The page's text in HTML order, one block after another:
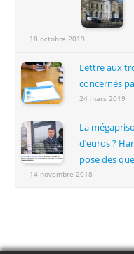
18 octobre 2019
Lettre aux
concernés
24 mars 2019
La
d’euros ?
pose des
14 novembre 2018